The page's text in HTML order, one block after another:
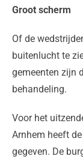
Groot scherm
Of de
buitenlucht te
gemeenten zijn
behandeling.
Voor het
Arnhem heeft
gegeven. De